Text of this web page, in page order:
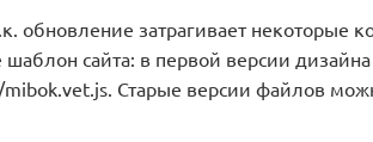
обновление затрагивает некоторые
сайта: в первой версии
Старые версии файлов